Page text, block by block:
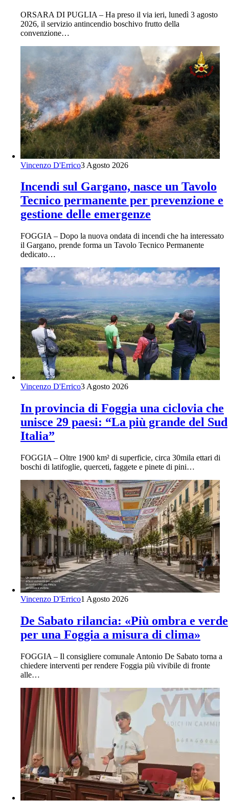
ORSARA DI PUGLIA – Ha preso il via ieri, lunedì 3 agosto
2026, il servizio antincendio boschivo frutto della
convenzione…
Vincenzo D'Errico3 Agosto 2026
Incendi sul Gargano, nasce un Tavolo
Tecnico permanente per prevenzione e
gestione delle emergenze
FOGGIA – Dopo la nuova ondata di incendi che ha interessato
il Gargano, prende forma un Tavolo Tecnico Permanente
dedicato…
Vincenzo D'Errico3 Agosto 2026
In provincia di Foggia una ciclovia che
unisce 29 paesi: “La più grande del Sud
Italia”
FOGGIA – Oltre 1900 km² di superficie, circa 30mila ettari di
boschi di latifoglie, querceti, faggete e pinete di pini…
Vincenzo D'Errico1 Agosto 2026
De Sabato rilancia: «Più ombra e verde
per una Foggia a misura di clima»
FOGGIA – Il consigliere comunale Antonio De Sabato torna a
chiedere interventi per rendere Foggia più vivibile di fronte
alle…